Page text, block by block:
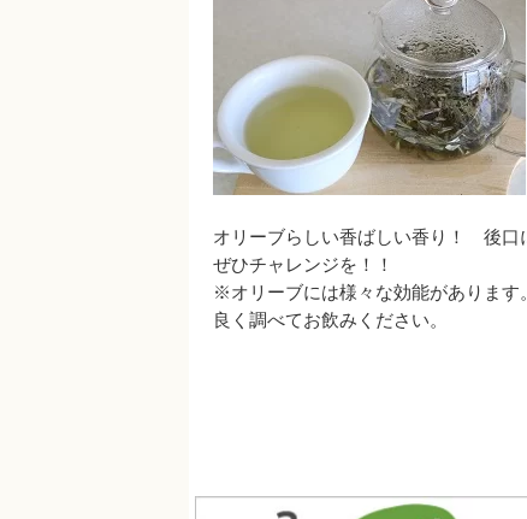
オリーブらしい香ばしい香り！ 後口
ぜひチャレンジを！！
※オリーブには様々な効能があります
良く調べてお飲みください。